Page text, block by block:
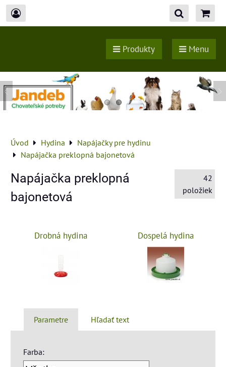
Produkty Menu
Úvod Hydina
Napájačky pre hydinu
Napájačka preklopná bajonetová
Napájačka preklopná
bajonetová
42
položiek
Drobná hydina Dospelá hydina
Parametre Hľadať text
Farba: